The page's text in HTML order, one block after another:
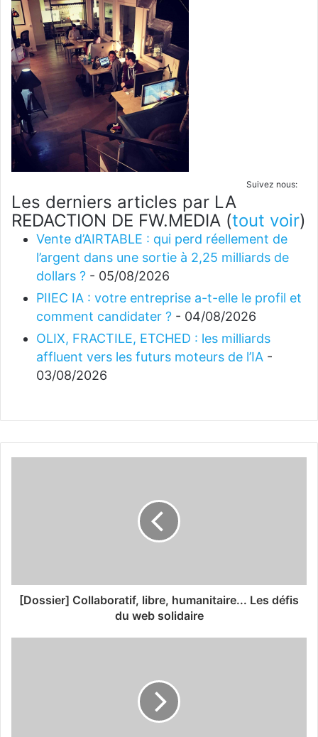
Suivez nous:
Les derniers articles par LA
REDACTION DE FW.MEDIA (tout voir)
Vente d’AIRTABLE : qui perd réellement de
l’argent dans une sortie à 2,25 milliards de
dollars ? - 05/08/2026
PIIEC IA : votre entreprise a-t-elle le profil et
comment candidater ? - 04/08/2026
OLIX, FRACTILE, ETCHED : les milliards
affluent vers les futurs moteurs de l’IA -
03/08/2026
[Dossier] Collaboratif, libre, humanitaire... Les défis
du web solidaire